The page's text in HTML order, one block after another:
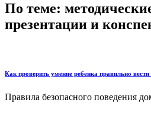
По теме:
презентации и
Как проверить умение ребенка правильно
Правила безопасного поведения